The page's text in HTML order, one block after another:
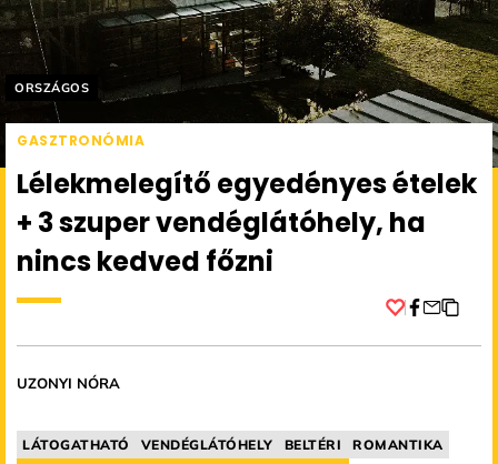
Helyszín címkék:
ORSZÁGOS
GASZTRONÓMIA
Lélekmelegítő egyedényes ételek
+ 3 szuper vendéglátóhely, ha
nincs kedved főzni
UZONYI NÓRA
LÁTOGATHATÓ VENDÉGLÁTÓHELY BELTÉRI ROMANTIKA